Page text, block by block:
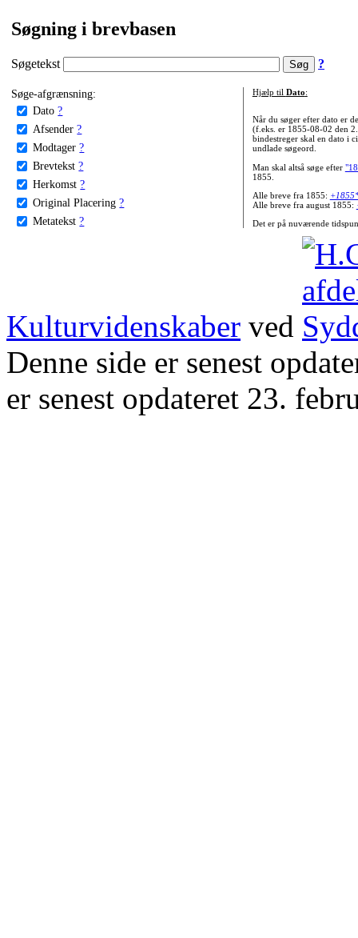
Søgning i brevbasen
Søgetekst ?
Søge-afgrænsning:
Dato ?
Afsender ?
Modtager ?
Brevtekst ?
Herkomst ?
Original Placering ?
Metatekst ?
Hjælp til Dato:
Når du søger efter dato er
(f.eks. er 1855-08-02 den
bindestreger skal en dato i
undlade søgeord.
Man skal altså søge efter
1855.
Alle breve fra 1855:
Alle breve fra august 1855:
Det er på nuværende
Kulturvidenskaber ved
Denne side er senest
er senest opdateret 23.